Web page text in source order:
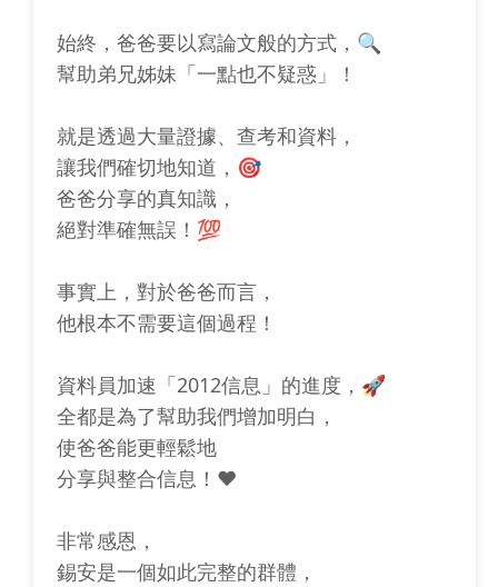
始終，爸爸要以寫論文般的方式，🔍
幫助弟兄姊妹「一點也不疑惑」！
就是透過大量證據、查考和資料，
讓我們確切地知道，🎯
爸爸分享的真知識，
絕對準確無誤！💯
事實上，對於爸爸而言，
他根本不需要這個過程！
資料員加速「2012信息」的進度，🚀
全都是為了幫助我們增加明白，
使爸爸能更輕鬆地
分享與整合信息！❤️
非常感恩，
錫安是一個如此完整的群體，